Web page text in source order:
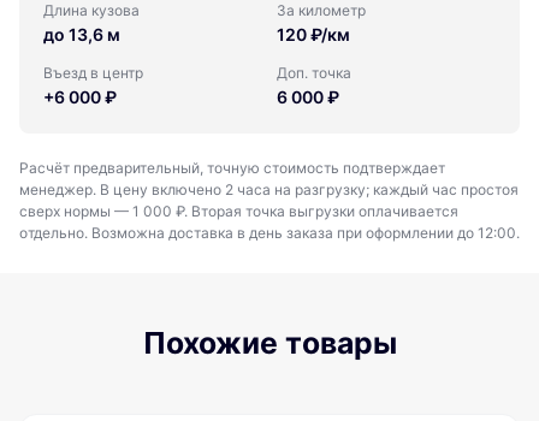
Длина кузова
до 13,6 м
За километр
120 ₽/км
Въезд в центр
+6 000 ₽
Доп. точка
6 000 ₽
Расчёт предварительный, точную стоимость подтверждает
менеджер. В цену включено 2 часа на разгрузку; каждый час простоя
сверх нормы — 1 000 ₽. Вторая точка выгрузки оплачивается
отдельно. Возможна доставка в день заказа при оформлении до 12:00.
Похожие товары